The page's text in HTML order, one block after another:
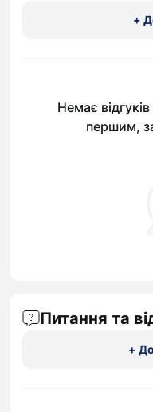
+
Немає
першим,
Питання та
+